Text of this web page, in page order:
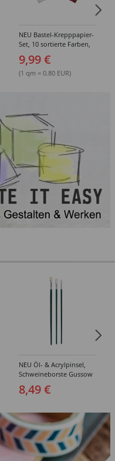
NEU Bastel-Krepppapier-
Set, 10 sortierte Farben,
je 50x250cm
9,99 €
(1 qm = 0.80 EUR)
NEU Öl- & Acrylpinsel,
Schweineborste Gussow
8,49 €